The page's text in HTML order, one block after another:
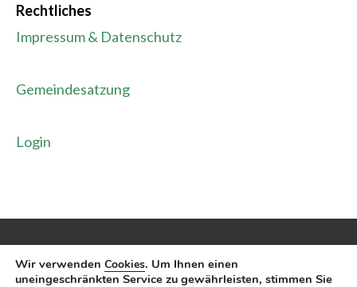
Rechtliches
Impressum & Datenschutz
Gemeindesatzung
Login
©2020 Ev. Kirchengemeinde Wanne-Eickel. Made
Wir verwenden Cookies. Um Ihnen einen
uneingeschränkten Service zu gewährleisten, stimmen Sie